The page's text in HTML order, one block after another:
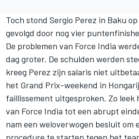
Toch stond Sergio Perez in Baku
gevolgd door nog vier
De problemen van Force India
dag groter. De schulden werden
kreeg Perez zijn salaris niet
het Grand Prix-weekend in
faillissement uitgesproken. Zo
van Force India tot een abrupt
nam een weloverwogen besluit om
procedure te starten tegen het